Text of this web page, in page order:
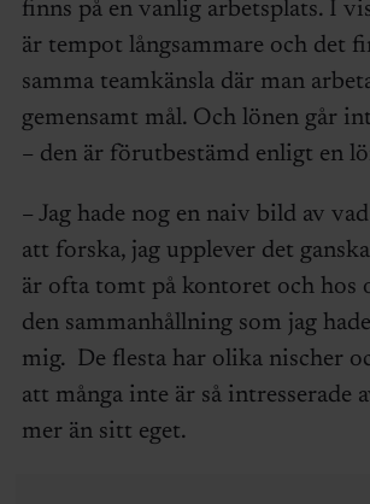
finns på en vanlig arbetsplats. I
är tempot långsammare och det
samma teamkänsla där man
gemensamt mål. Och lönen går
– den är förutbestämd enligt en
– Jag hade nog en naiv bild av
att forska, jag upplever det
är ofta tomt på kontoret och hos
den sammanhållning som jag
mig. De flesta har olika nischer
att många inte är så intresserade
mer än sitt eget.